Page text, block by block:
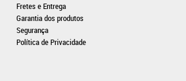
Fretes e Entrega
Garantia dos produtos
Segurança
Política de Privacidade